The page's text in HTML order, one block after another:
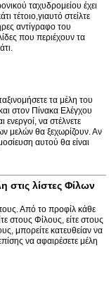
ταχυδρομείου έχει
τέτοιο,γιαυτό στείλτε
αντίγραφο του
που περιέχουν τα
τα μέλη του
στον Πίνακα Ελέγχου
να στέλνετε
μελών θα ξεχωρίζουν. Αν
αυτού θα είναι
λίστες Φίλων
Από το προφίλ κάθε
στους Φίλους, είτε στους
μπορείτε κατευθείαν να
να αφαιρέσετε μέλη